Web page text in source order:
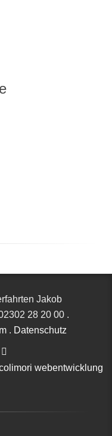
Jakob
28 20 00 .
. Datenschutz